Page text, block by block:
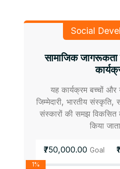
Social
सामाजिक जागरूकता
यह कार्यक्रम बच्चों
जिम्मेदारी, भारतीय
संस्कारों की समझ
किया
₹750,000.00 Goal
1%